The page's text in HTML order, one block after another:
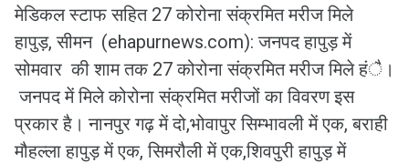
मेडिकल स्टाफ सहित 27 कोरोना संक्रमित मरीज मिले
हापुड़, सीमन (ehapurnews.com): जनपद हापुड़ में
सोमवार की शाम तक 27 कोरोना संक्रमित मरीज मिले हंै।
जनपद में मिले कोरोना संक्रमित मरीजों का विवरण इस
प्रकार है। नानपुर गढ़ में दो,भोवापुर सिम्भावली में एक, बराही
मौहल्ला हापुड़ में एक, सिमरौली में एक,शिवपुरी हापुड़ में